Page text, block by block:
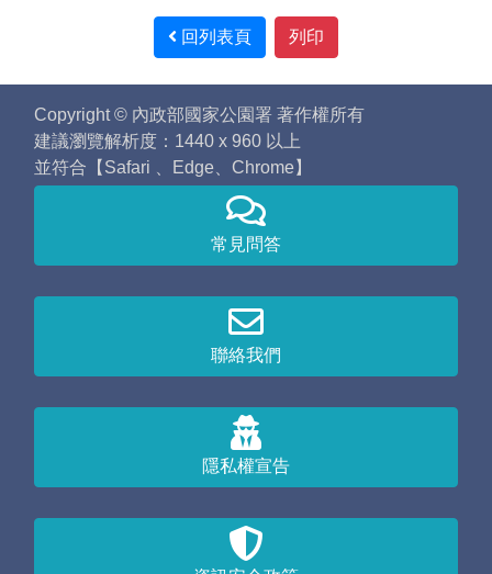
回列表頁 列印
Copyright © 內政部國家公園署 著作權所有
建議瀏覽解析度：1440 x 960 以上
並符合【Safari 、Edge、Chrome】
常見問答
聯絡我們
隱私權宣告